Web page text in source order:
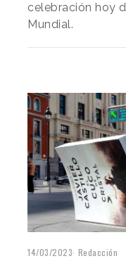
celebración hoy
Mundial.
14/03/2023 Redacción